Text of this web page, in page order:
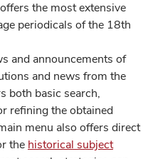
the most extensive
periodicals of the 18th
and announcements of
and news from the
both basic search,
refining the obtained
menu also offers direct
the historical subject